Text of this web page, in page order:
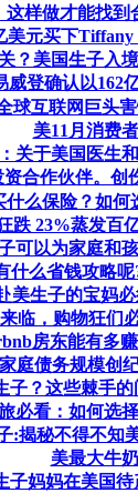
这样做才能找到
美元买下
？美国生子入
威登确认以162
球互联网巨头
美11月消费
关于美国医生
合作伙伴。创
什么保险？如何
跌 23%蒸发百
可以为家庭和
什么省钱攻略
美生子的宝妈
临，购物狂们
房东能有多
庭债务规模创
子？这些棘手的
必看：如何选
:揭秘不得不知
美最大牛
子妈妈在美国